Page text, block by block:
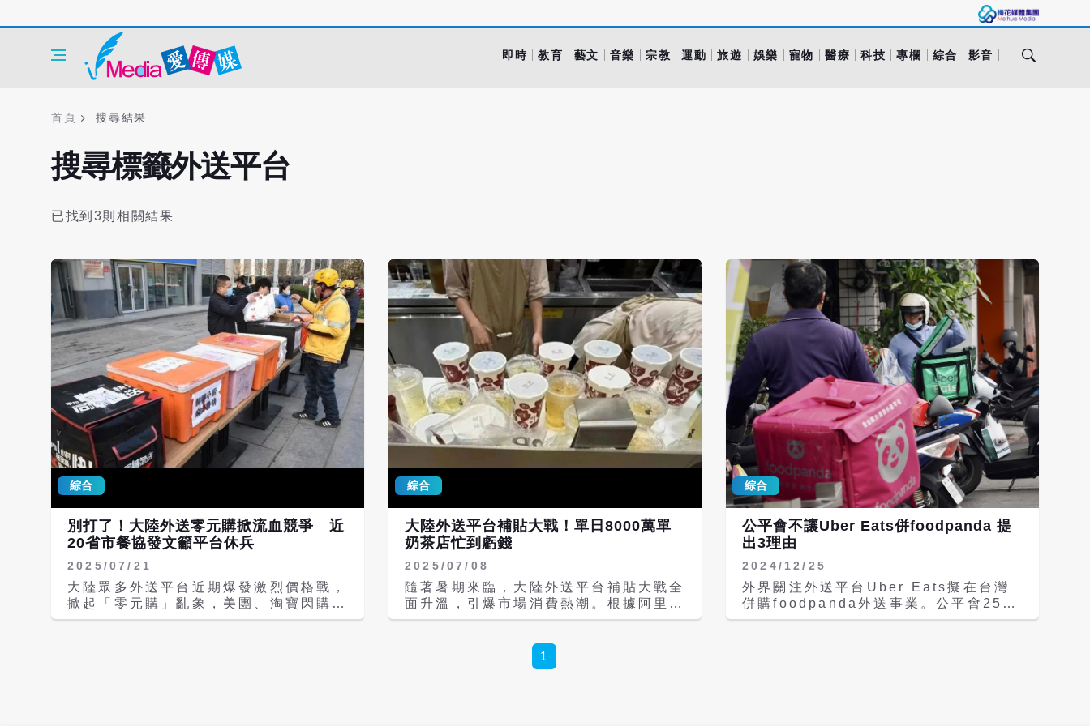
即時 教育 藝文 音樂 宗教 運動 旅遊 娛樂 寵物 醫療 科技 專欄 綜合 影音
首頁 搜尋結果
搜尋標籤外送平台
已找到3則相關結果
綜合
別打了！大陸外送零元購掀流血競爭 近
20省市餐協發文籲平台休兵
2025/07/21
大陸眾多外送平台近期爆發激烈價格戰，
掀起「零元購」亂象，美團、淘寶閃購、
餓了麼等平台紛紛推出滿減優惠、免單卡
綜合
大陸外送平台補貼大戰！單日8000萬單
奶茶店忙到虧錢
2025/07/08
隨著暑期來臨，大陸外送平台補貼大戰全
面升溫，引爆市場消費熱潮。根據阿里巴
巴旗下的淘寶閃購與餓了麼7月7日聯合
8000萬單，其中非餐飲訂單高達1300
萬，淘寶閃購單日活躍用戶突破2億人
綜合
公平會不讓Uber Eats併foodpanda 提
出3理由
2024/12/25
外界關注外送平台Uber Eats擬在台灣
併購foodpanda外送事業。公平會25日
的委員會議做出決議，若兩大平台結合後
1